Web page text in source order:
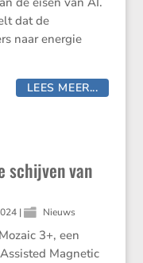
dat de
naar energie
LEES MEER...
schijven van
| Nieuws
3+, een
Magnetic